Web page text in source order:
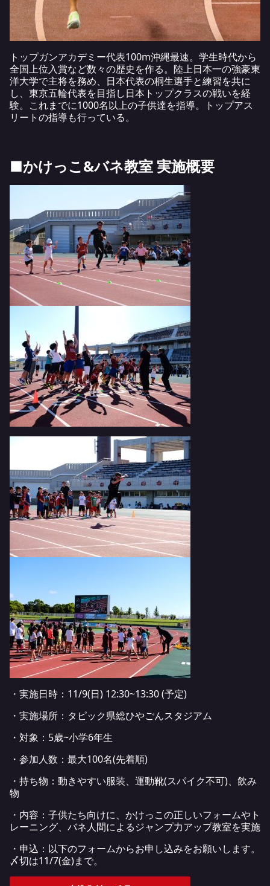
トップガンアカデミー代表100m沖縄最速。学生時代から
全国上位入賞など数々の歴史を作る。陸上日本一の強豪東
洋大学で主将を務め、日本代表の桐生選手と練習を共に
し、東京五輪代表を目指し日本トップクラスの戦いを経
験。これまでに1000名以上の子供達を指導。トップアス
リートの指導も行っている。
■かけっこ&バネ教室 実施概要
・実施日時：11/9(日) 12:30~13:30 (予定)
・実施場所：タピック県総ひやごんスタジアム
・対象：5歳~小学6年生
・参加人数：最大100名(先着順)
・持ち物：動きやすい服装、運動靴(スパイク不可)、飲み
物
・内容：子供たち向けに、かけっこの正しいフォームやト
レーニング、バネ人間によるジャンプ力アップ教室を実施
・申込：以下のフォームからお申し込みをお願いします。
〆切は11/7(金)まで。